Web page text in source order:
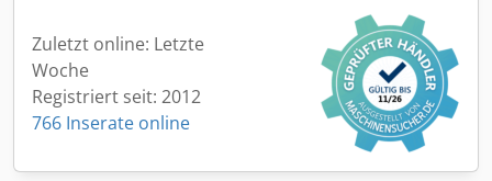
Zuletzt online: Letzte
Woche
Registriert seit: 2012
766 Inserate online